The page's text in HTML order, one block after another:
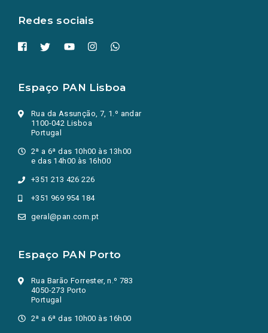
Redes sociais
Espaço PAN Lisboa
Rua da Assunção, 7, 1.º andar
1100-042 Lisboa
Portugal
2ª a 6ª das 10h00 às 13h00
e das 14h00 às 16h00
+351 213 426 226
+351 969 954 184
geral@pan.com.pt
Espaço PAN Porto
Rua Barão Forrester, n.º 783
4050-273 Porto
Portugal
2ª a 6ª das 10h00 às 16h00